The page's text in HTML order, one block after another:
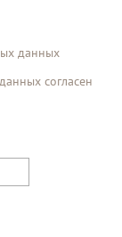
данных
согласен